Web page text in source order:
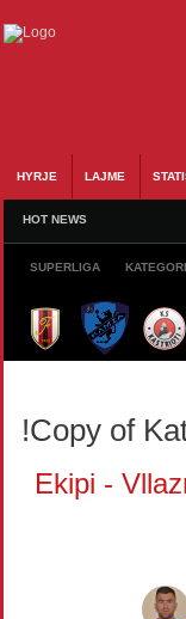
HYRJE LAJME
HOT NEWS
SUPERLIGA
!Copy of
Ekipi -